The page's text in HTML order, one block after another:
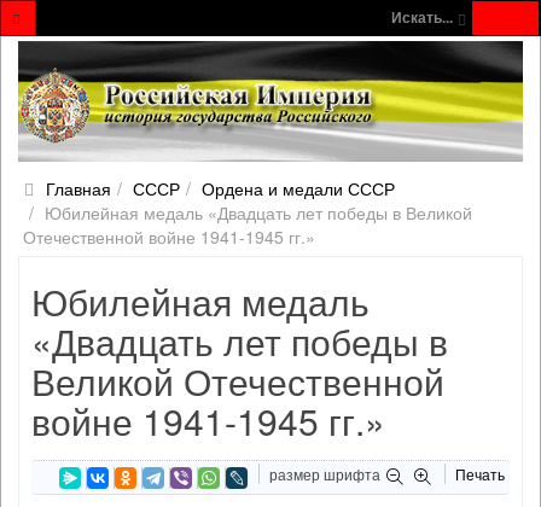
Искать...
Главная СССР
Ордена и медали СССР
Юбилейная медаль «Двадцать лет победы в Великой
Отечественной войне 1941-1945 гг.»
Юбилейная медаль
«Двадцать лет победы в
Великой Отечественной
войне 1941-1945 гг.»
размер шрифта Печать